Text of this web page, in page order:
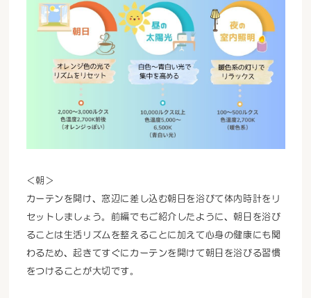
＜朝＞
カーテンを開け、窓辺に差し込む朝日を浴びて体内時計をリ
セットしましょう。前編でもご紹介したように、朝日を浴び
ることは生活リズムを整えることに加えて心身の健康にも関
わるため、起きてすぐにカーテンを開けて朝日を浴びる習慣
をつけることが大切です。